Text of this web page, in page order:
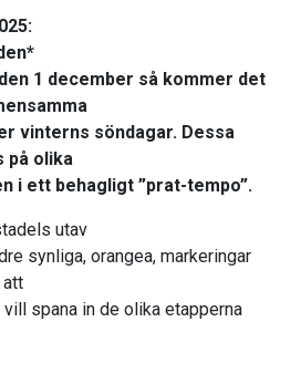
1 december så kommer det
vinterns söndagar. Dessa
på olika
i ett behagligt ”prat-tempo”.
utav
synliga, orangea, markeringar
att
vill spana in de olika etapperna